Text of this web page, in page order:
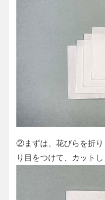
②まずは、花びらを折
り目をつけて、カットし